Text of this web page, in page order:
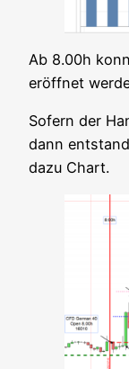
Ab 8.00h
eröff­net
Sofern der
dann
dazu Chart.